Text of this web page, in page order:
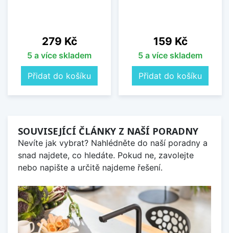
Cena
279 Kč
5 a více skladem
Přidat do košíku
Cena
159 Kč
5 a více skladem
Přidat do košíku
SOUVISEJÍCÍ ČLÁNKY Z NAŠÍ PORADNY
Nevíte jak vybrat? Nahlédněte do naší poradny a
snad najdete, co hledáte. Pokud ne, zavolejte
nebo napište a určitě najdeme řešení.